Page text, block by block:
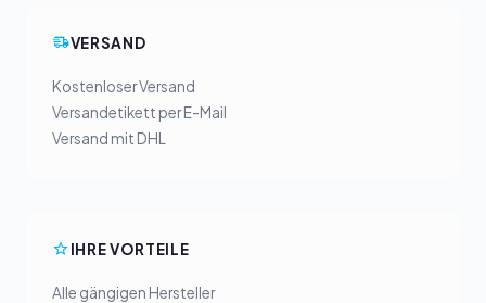
VERSAND
Kostenloser Versand
Versandetikett per E-Mail
Versand mit DHL
IHRE VORTEILE
Alle gängigen Hersteller